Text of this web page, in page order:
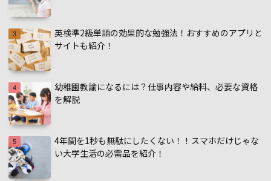
英検準2級単語の効果的な勉強法！おすすめのアプリと
サイトも紹介！
幼稚園教諭になるには？仕事内容や給料、必要な資格
を解説
4年間を1秒も無駄にしたくない！！スマホだけじゃな
い大学生活の必需品を紹介！